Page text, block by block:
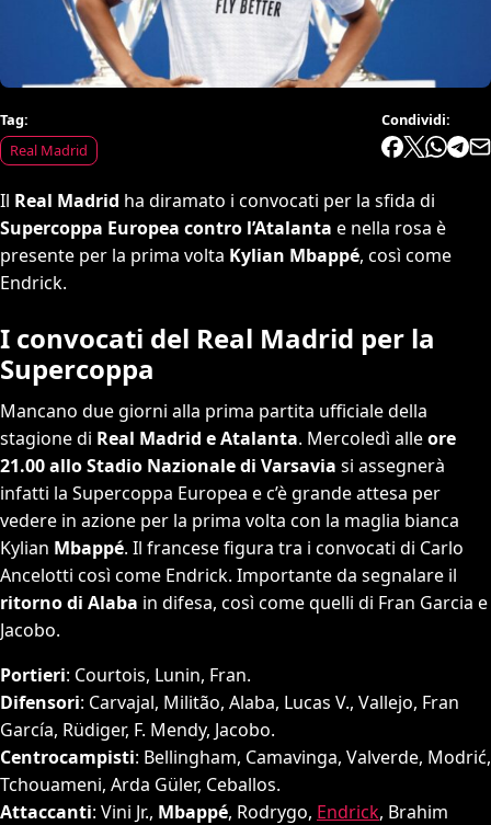
Tag:
Real Madrid
Condividi:
Il Real Madrid ha diramato i convocati per la sfida di
Supercoppa Europea contro l’Atalanta e nella rosa è
presente per la prima volta Kylian Mbappé, così come
Endrick.
I convocati del Real Madrid per la
Supercoppa
Mancano due giorni alla prima partita ufficiale della
stagione di Real Madrid e Atalanta. Mercoledì alleore
21.00 allo Stadio Nazionale di Varsavia si assegnerà
infatti la Supercoppa Europea e c’è grande attesa per
vedere in azione per la prima volta con la maglia bianca
Kylian Mbappé. Il francese figura tra i convocati di Carlo
Ancelotti così come Endrick. Importante da segnalare il
ritorno di Alaba in difesa, così come quelli di Fran Garcia e
Jacobo.
Portieri: Courtois, Lunin, Fran.
Difensori: Carvajal, Militão, Alaba, Lucas V., Vallejo, Fran
García, Rüdiger, F. Mendy, Jacobo.
Centrocampisti: Bellingham, Camavinga, Valverde, Modrić,
Tchouameni, Arda Güler, Ceballos.
Attaccanti: Vini Jr., Mbappé, Rodrygo, Endrick, Brahim